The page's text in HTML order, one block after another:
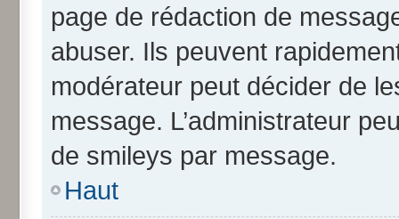
page de rédaction de
abuser. Ils peuvent
modérateur peut décider de
message. L’administrateur
de smileys par message.
Haut